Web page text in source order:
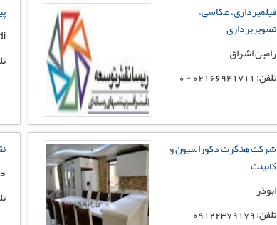
فیلمبرداری، عکاسی،
تصویربرداری
رامین اشراق
تلفن: 02166941711 - 0
شرکت هنگرت دکوراسیون و
کابینت
ابوذر
تلفن: 09122379179